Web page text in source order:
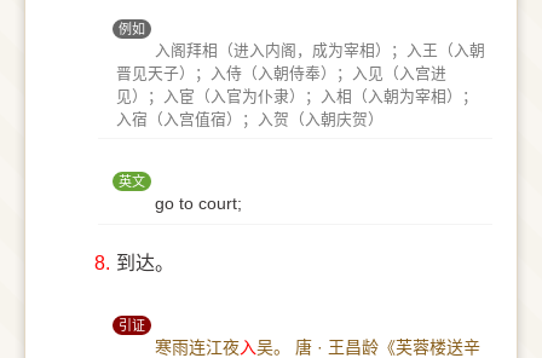
例如
入阁拜相（进入内阁，成为宰相）；入王（入朝
晋见天子）；入侍（入朝侍奉）；入见（入宫进
见）；入宦（入官为仆隶）；入相（入朝为宰相）；
入宿（入宫值宿）；入贺（入朝庆贺）
英文
go to court;
8. 到达。
引证
寒雨连江夜入吴。 唐 · 王昌龄《芙蓉楼送辛